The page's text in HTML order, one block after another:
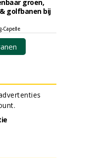
groen,
golfbanen bij
Capelle